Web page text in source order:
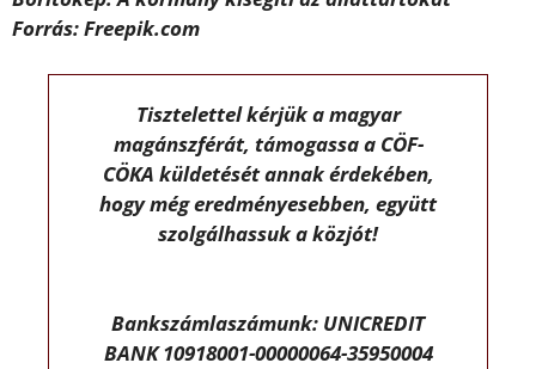
Forrás: Freepik.com
Tisztelettel kérjük a magyar
magánszférát, támogassa a CÖF-
CÖKA küldetését annak érdekében,
hogy még eredményesebben, együtt
szolgálhassuk a közjót!
Bankszámlaszámunk: UNICREDIT
BANK 10918001-00000064-35950004